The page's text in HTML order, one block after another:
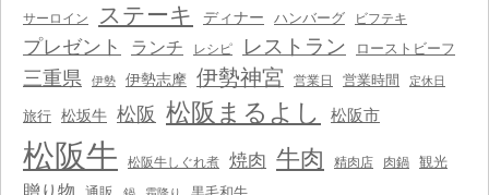
サーロイン ステーキ ディナー ハンバーグ ビフテキ
プレゼント ランチ レシピ レストラン ローストビーフ
三重県 伊勢 伊勢志摩 伊勢神宮 営業日 営業時間 定休日
旅行 松坂牛 松阪 松阪まるよし 松阪市
松阪牛 松阪牛しぐれ煮 焼肉 牛肉 精肉店 肉鍋 観光
贈り物